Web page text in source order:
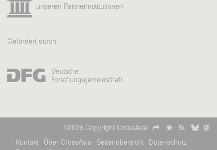
unseren Partnerinstitutionen
Gefördert durch
©2026 Copyright CrossAsia
Kontakt Über CrossAsia Seitenübersicht Datenschutz